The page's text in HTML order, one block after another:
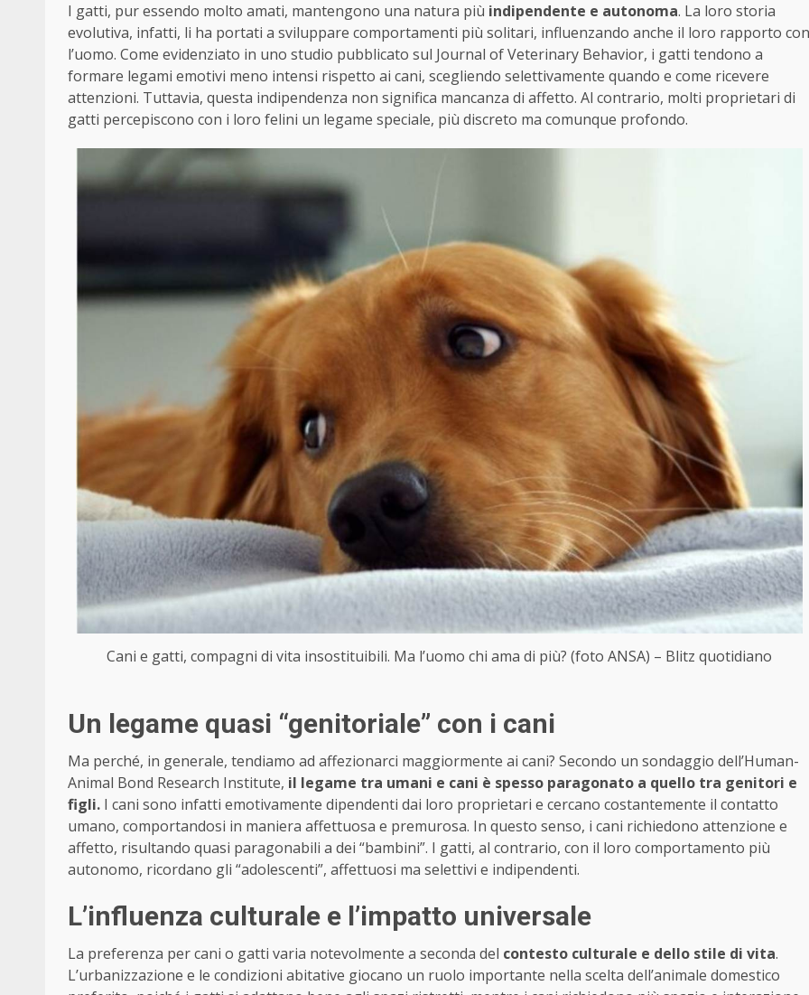
I gatti, pur essendo molto amati, mantengono una natura più indipendente e autonoma. La loro storia
evolutiva, infatti, li ha portati a sviluppare comportamenti più solitari, influenzando anche il loro rapporto con
l’uomo. Come evidenziato in uno studio pubblicato sul Journal of Veterinary Behavior, i gatti tendono a
formare legami emotivi meno intensi rispetto ai cani, scegliendo selettivamente quando e come ricevere
attenzioni. Tuttavia, questa indipendenza non significa mancanza di affetto. Al contrario, molti proprietari di
gatti percepiscono con i loro felini un legame speciale, più discreto ma comunque profondo.
Cani e gatti, compagni di vita insostituibili. Ma l’uomo chi ama di più? (foto ANSA) – Blitz quotidiano
Un legame quasi “genitoriale” con i cani
Ma perché, in generale, tendiamo ad affezionarci maggiormente ai cani? Secondo un sondaggio dell’Human-
Animal Bond Research Institute, il legame tra umani e cani è spesso paragonato a quello tra genitori e
figli. I cani sono infatti emotivamente dipendenti dai loro proprietari e cercano costantemente il contatto
umano, comportandosi in maniera affettuosa e premurosa. In questo senso, i cani richiedono attenzione e
affetto, risultando quasi paragonabili a dei “bambini”. I gatti, al contrario, con il loro comportamento più
autonomo, ricordano gli “adolescenti”, affettuosi ma selettivi e indipendenti.
L’influenza culturale e l’impatto universale
La preferenza per cani o gatti varia notevolmente a seconda del contesto culturale e dello stile di vita.
L’urbanizzazione e le condizioni abitative giocano un ruolo importante nella scelta dell’animale domestico